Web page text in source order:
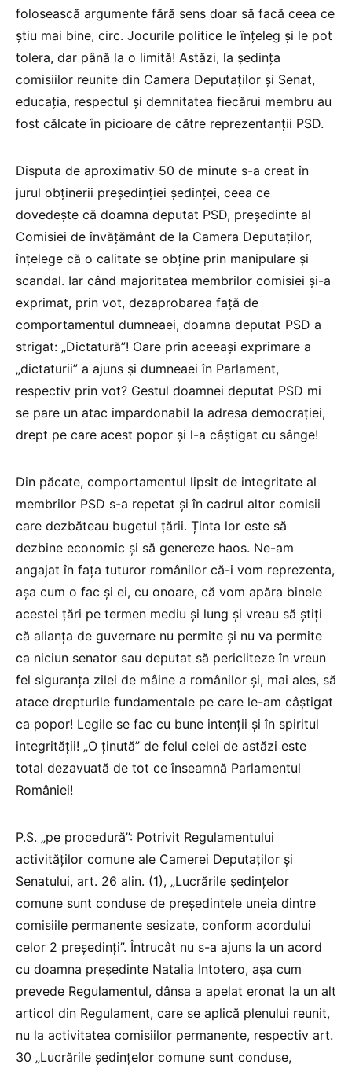
folosească argumente fără sens doar să facă ceea ce
știu mai bine, circ. Jocurile politice le înțeleg și le pot
tolera, dar până la o limită! Astăzi, la ședința
comisiilor reunite din Camera Deputaților și Senat,
educația, respectul și demnitatea fiecărui membru au
fost călcate în picioare de către reprezentanții PSD.
Disputa de aproximativ 50 de minute s-a creat în
jurul obținerii președinției ședinței, ceea ce
dovedește că doamna deputat PSD, președinte al
Comisiei de învățământ de la Camera Deputaților,
înțelege că o calitate se obține prin manipulare și
scandal. Iar când majoritatea membrilor comisiei și-a
exprimat, prin vot, dezaprobarea față de
comportamentul dumneaei, doamna deputat PSD a
strigat: „Dictatură”! Oare prin aceeași exprimare a
„dictaturii” a ajuns și dumneaei în Parlament,
respectiv prin vot? Gestul doamnei deputat PSD mi
se pare un atac impardonabil la adresa democrației,
drept pe care acest popor și l-a câștigat cu sânge!
Din păcate, comportamentul lipsit de integritate al
membrilor PSD s-a repetat și în cadrul altor comisii
care dezbăteau bugetul țării. Ținta lor este să
dezbine economic și să genereze haos. Ne-am
angajat în fața tuturor românilor că-i vom reprezenta,
așa cum o fac și ei, cu onoare, că vom apăra binele
acestei țări pe termen mediu și lung și vreau să știți
că alianța de guvernare nu permite și nu va permite
ca niciun senator sau deputat să pericliteze în vreun
fel siguranța zilei de mâine a românilor și, mai ales, să
atace drepturile fundamentale pe care le-am câștigat
ca popor! Legile se fac cu bune intenții și în spiritul
integrității! „O ținută” de felul celei de astăzi este
total dezavuată de tot ce înseamnă Parlamentul
României!
P.S. „pe procedură”: Potrivit Regulamentului
activităților comune ale Camerei Deputaților și
Senatului, art. 26 alin. (1), „Lucrările ședințelor
comune sunt conduse de președintele uneia dintre
comisiile permanente sesizate, conform acordului
celor 2 președinți”. Întrucât nu s-a ajuns la un acord
cu doamna președinte Natalia Intotero, așa cum
prevede Regulamentul, dânsa a apelat eronat la un alt
articol din Regulament, care se aplică plenului reunit,
nu la activitatea comisiilor permanente, respectiv art.
30 „Lucrările ședințelor comune sunt conduse,